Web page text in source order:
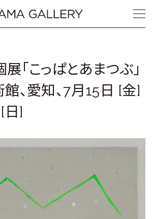
「こっぱとあまつぶ」
、愛知、7月15日 [金]
日]